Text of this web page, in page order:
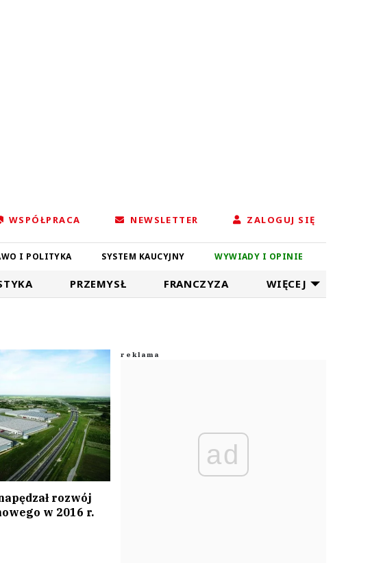
WSPÓŁPRACA NEWSLETTER ZALOGUJ SIĘ
I POLITYKA SYSTEM KAUCYJNY WYWIADY I OPINIE
PRZEMYSŁ FRANCZYZA WIĘCEJ
rozwój
w 2016 r.
ad